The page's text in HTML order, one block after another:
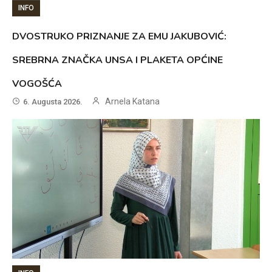
INFO
DVOSTRUKO PRIZNANJE ZA EMU JAKUBOVIĆ:
SREBRNA ZNAČKA UNSA I PLAKETA OPĆINE
VOGOŠĆA
6. Augusta 2026. Arnela Katana